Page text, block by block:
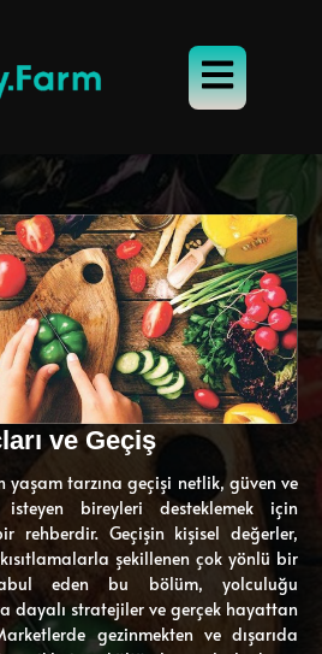
ve Geçiş
yaşam tarzına geçişi netlik, güven ve
isteyen bireyleri desteklemek için
rehberdir. Geçişin kişisel değerler,
şekillenen çok yönlü bir
eden bu bölüm, yolculuğu
dayalı stratejiler ve gerçek hayattan
gezinmekten ve dışarıda